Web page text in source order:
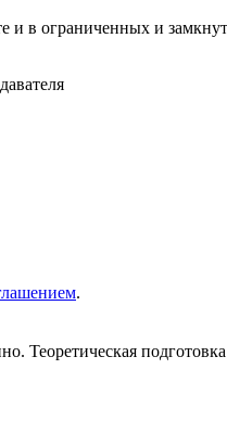
и в ограниченных и
.
Теоретическая